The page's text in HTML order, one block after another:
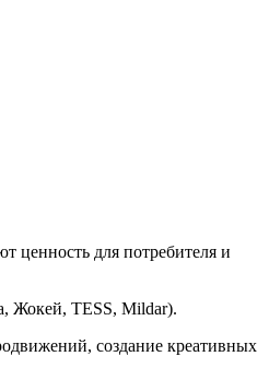
ценность для потребителя и
Жокей, TESS, Mildar).
создание креативных